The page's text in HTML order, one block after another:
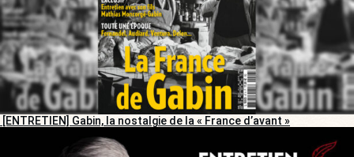
[ENTRETIEN] Gabin, la nostalgie de la « France d’avant »